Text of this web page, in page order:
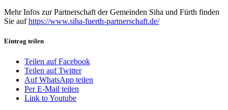
Mehr Infos zur Partnerschaft der Gemeinden Siha und Fürth finden
Sie aufhttps://www.siha-fuerth-partnerschaft.de/
Eintrag teilen
Teilen auf Facebook
Teilen auf Twitter
Auf WhatsApp teilen
Per E-Mail teilen
Link to Youtube